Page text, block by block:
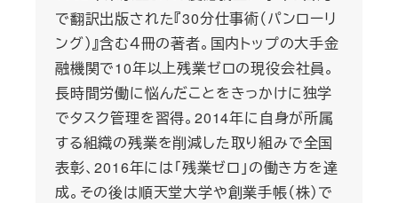
で翻訳出版された『30分仕事術（パンローリ
ング）』含む４冊の著者。国内トップの大手金
融機関で10年以上残業ゼロの現役会社員。
長時間労働に悩んだことをきっかけに独学
でタスク管理を習得。2014年に自身が所属
する組織の残業を削減した取り組みで全国
表彰、2016年には「残業ゼロ」の働き方を達
成。その後は順天堂大学や創業手帳（株）で